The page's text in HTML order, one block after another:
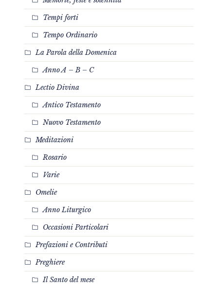
Tempi forti
Tempo Ordinario
La Parola della Domenica
Anno A – B – C
Lectio Divina
Antico Testamento
Nuovo Testamento
Meditazioni
Rosario
Varie
Omelie
Anno Liturgico
Occasioni Particolari
Prefazioni e Contributi
Preghiere
Il Santo del mese